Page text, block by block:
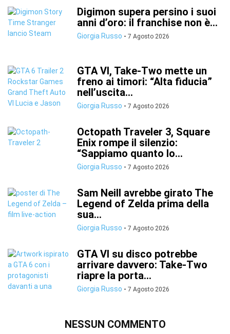
Digimon supera persino i suoi
anni d’oro: il franchise non è...
Giorgia Russo - 7 Agosto 2026
GTA VI, Take-Two mette un
freno ai timori: “Alta fiducia”
nell’uscita...
Giorgia Russo - 7 Agosto 2026
Octopath Traveler 3, Square
Enix rompe il silenzio:
“Sappiamo quanto lo...
Giorgia Russo - 7 Agosto 2026
Sam Neill avrebbe girato The
Legend of Zelda prima della
sua...
Giorgia Russo - 7 Agosto 2026
GTA VI su disco potrebbe
arrivare davvero: Take-Two
riapre la porta...
Giorgia Russo - 7 Agosto 2026
NESSUN COMMENTO